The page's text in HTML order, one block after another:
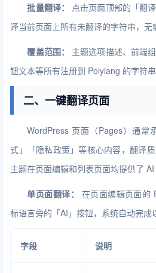
批量翻译：
点击页面顶部的「翻
译当前页面上所有未翻译的字符串，无
覆盖范围：
主题选项描述、前端
钮文本等所有注册到 Polylang 的字符串
二、一键翻译页面
WordPress 页面（Pages）通常
式」「隐私政策」等核心内容，翻译
主题在页面编辑和列表页面均提供了 AI
单页面翻译：
在页面编辑页面的
标语言旁的「AI」按钮，系统自动完成
字段 说明